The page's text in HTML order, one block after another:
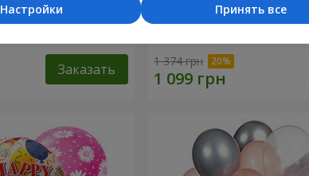
Заказать
Букет "Королева
1 374 грн
Принять все
Настройки